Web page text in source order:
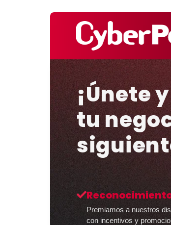
¡Únete
tu
Premiamos a nuestros
con incentivos y